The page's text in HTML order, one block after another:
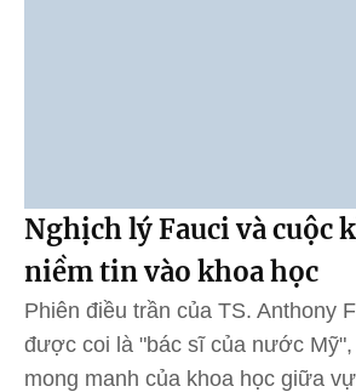
Nghịch lý Fauci và cuộc
niềm tin vào khoa học
Phiên điều trần của TS. Anthony
được coi là "bác sĩ của nước
mong manh của khoa học giữa